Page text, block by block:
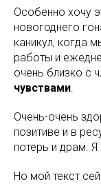
Особенно хочу
новогоднего
каникул, когда
работы и
очень близко с
чувствами.
Очень-очень
позитиве и в
потерь и драм.
Но мой текст